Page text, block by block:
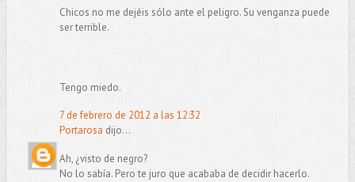
Chicos no me dejéis sólo ante el peligro. Su venganza puede
ser terrible.
Tengo miedo.
7 de febrero de 2012 a las 12:32
Portarosa dijo...
Ah, ¿visto de negro?
No lo sabía. Pero te juro que acababa de decidir hacerlo.